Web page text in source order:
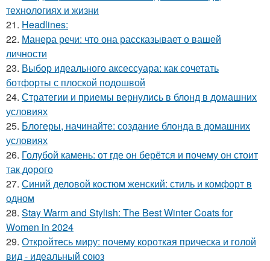
технологиях и жизни
21. Headlines:
22. Манера речи: что она рассказывает о вашей
личности
23. Выбор идеального аксессуара: как сочетать
ботфорты с плоской подошвой
24. Стратегии и приемы вернулись в блонд в домашних
условиях
25. Блогеры, начинайте: создание блонда в домашних
условиях
26. Голубой камень: от где он берётся и почему он стоит
так дорого
27. Синий деловой костюм женский: стиль и комфорт в
одном
28. Stay Warm and Stylish: The Best Winter Coats for
Women in 2024
29. Откройтесь миру: почему короткая прическа и голой
вид - идеальный союз